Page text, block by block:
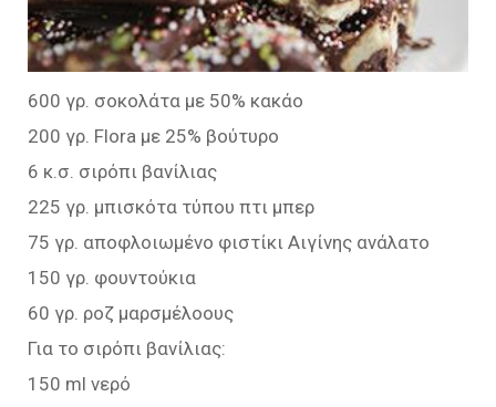
600 γρ. σοκολάτα με 50% κακάο
200 γρ. Flora με 25% βούτυρο
6 κ.σ. σιρόπι βανίλιας
225 γρ. μπισκότα τύπου πτι μπερ
75 γρ. αποφλοιωμένο φιστίκι Αιγίνης ανάλατο
150 γρ. φουντούκια
60 γρ. ροζ μαρσμέλοους
Για το σιρόπι βανίλιας:
150 ml νερό